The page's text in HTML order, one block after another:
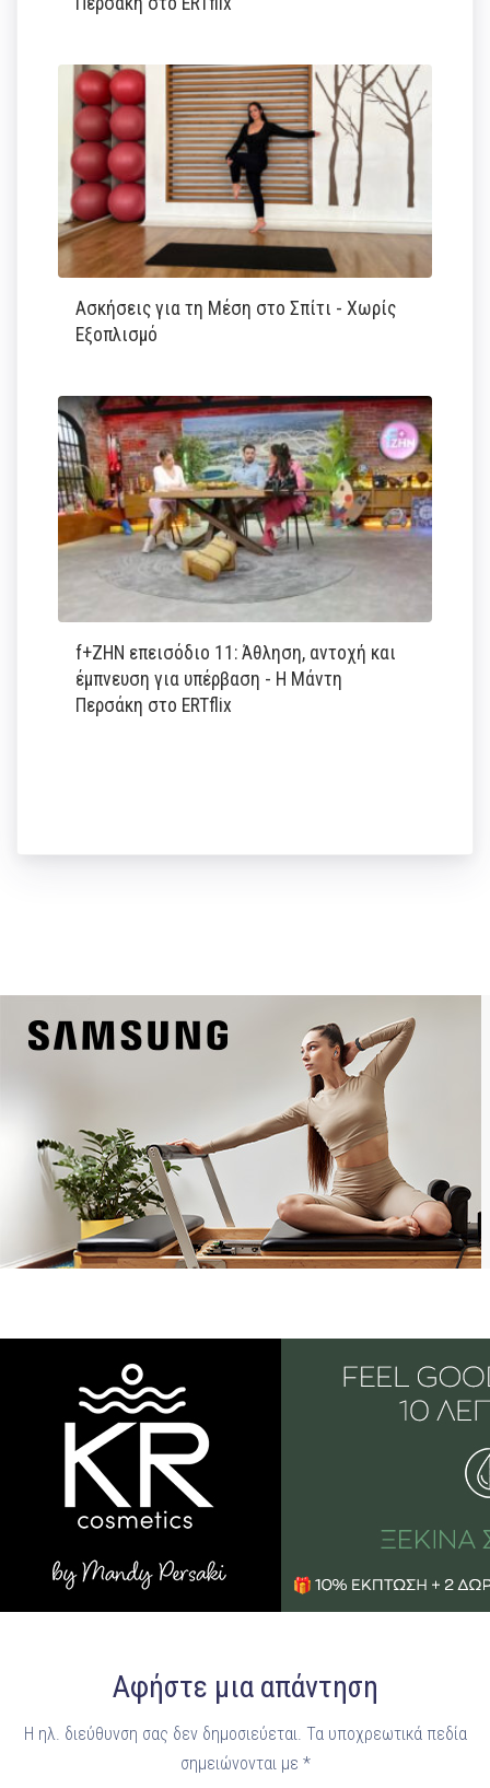
Ασκήσεις για τη Μέση στο Σπίτι - Χωρίς
Εξοπλισμό
f+ΖΗΝ επεισόδιο 11: Άθληση, αντοχή και
έμπνευση για υπέρβαση - Η Μάντη
Περσάκη στο ERTflix
Αφήστε μια απάντηση
Η ηλ. διεύθυνση σας δεν δημοσιεύεται. Τα υποχρεωτικά πεδία
σημειώνονται με *